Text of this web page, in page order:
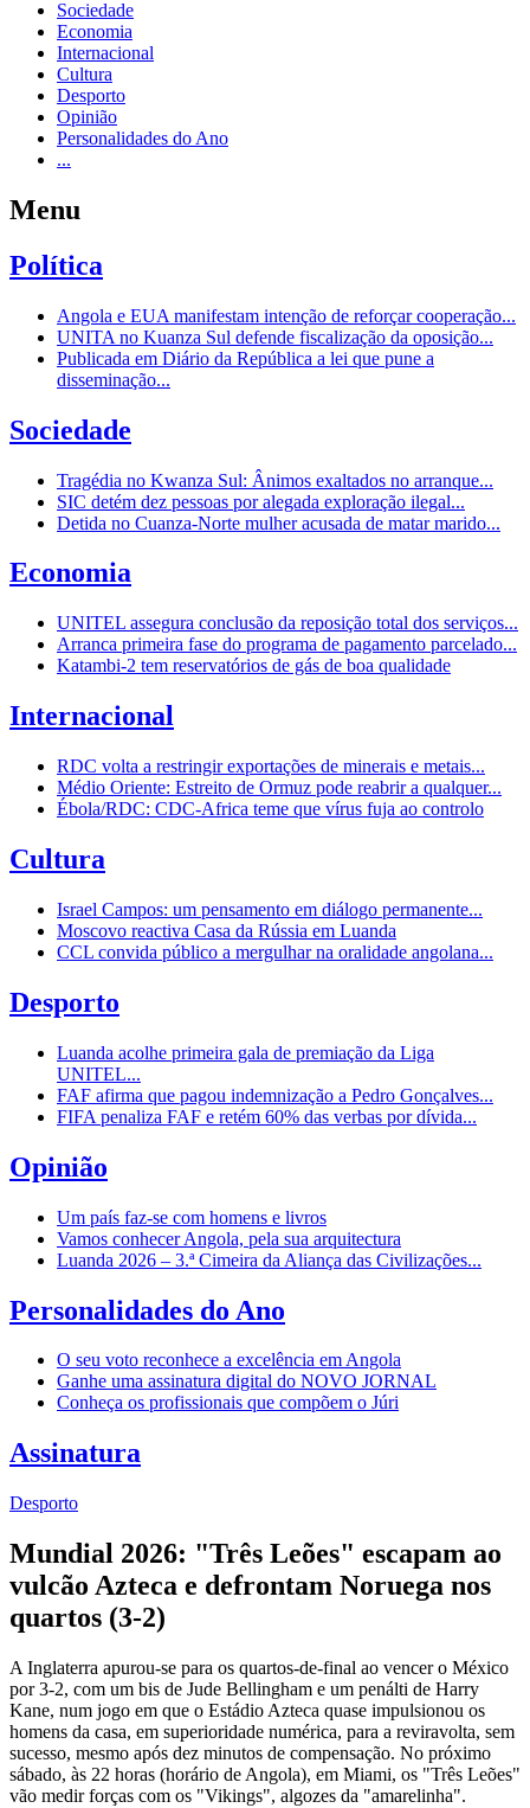
Sociedade
Economia
Internacional
Cultura
Desporto
Opinião
Personalidades do Ano
...
Menu
Política
Angola e EUA manifestam intenção de reforçar cooperação...
UNITA no Kuanza Sul defende fiscalização da oposição...
Publicada em Diário da República a lei que pune a
disseminação...
Sociedade
Tragédia no Kwanza Sul: Ânimos exaltados no arranque...
SIC detém dez pessoas por alegada exploração ilegal...
Detida no Cuanza-Norte mulher acusada de matar marido...
Economia
UNITEL assegura conclusão da reposição total dos serviços...
Arranca primeira fase do programa de pagamento parcelado...
Katambi-2 tem reservatórios de gás de boa qualidade
Internacional
RDC volta a restringir exportações de minerais e metais...
Médio Oriente: Estreito de Ormuz pode reabrir a qualquer...
Ébola/RDC: CDC-Africa teme que vírus fuja ao controlo
Cultura
Israel Campos: um pensamento em diálogo permanente...
Moscovo reactiva Casa da Rússia em Luanda
CCL convida público a mergulhar na oralidade angolana...
Desporto
Luanda acolhe primeira gala de premiação da Liga
UNITEL...
FAF afirma que pagou indemnização a Pedro Gonçalves...
FIFA penaliza FAF e retém 60% das verbas por dívida...
Opinião
Um país faz-se com homens e livros
Vamos conhecer Angola, pela sua arquitectura
Luanda 2026 – 3.ª Cimeira da Aliança das Civilizações...
Personalidades do Ano
O seu voto reconhece a excelência em Angola
Ganhe uma assinatura digital do NOVO JORNAL
Conheça os profissionais que compõem o Júri
Assinatura
Desporto
Mundial 2026: "Três Leões" escapam ao
vulcão Azteca e defrontam Noruega nos
quartos (3-2)
A Inglaterra apurou-se para os quartos-de-final ao vencer o México
por 3-2, com um bis de Jude Bellingham e um penálti de Harry
Kane, num jogo em que o Estádio Azteca quase impulsionou os
homens da casa, em superioridade numérica, para a reviravolta, sem
sucesso, mesmo após dez minutos de compensação. No próximo
sábado, às 22 horas (horário de Angola), em Miami, os "Três Leões"
vão medir forças com os "Vikings", algozes da "amarelinha".